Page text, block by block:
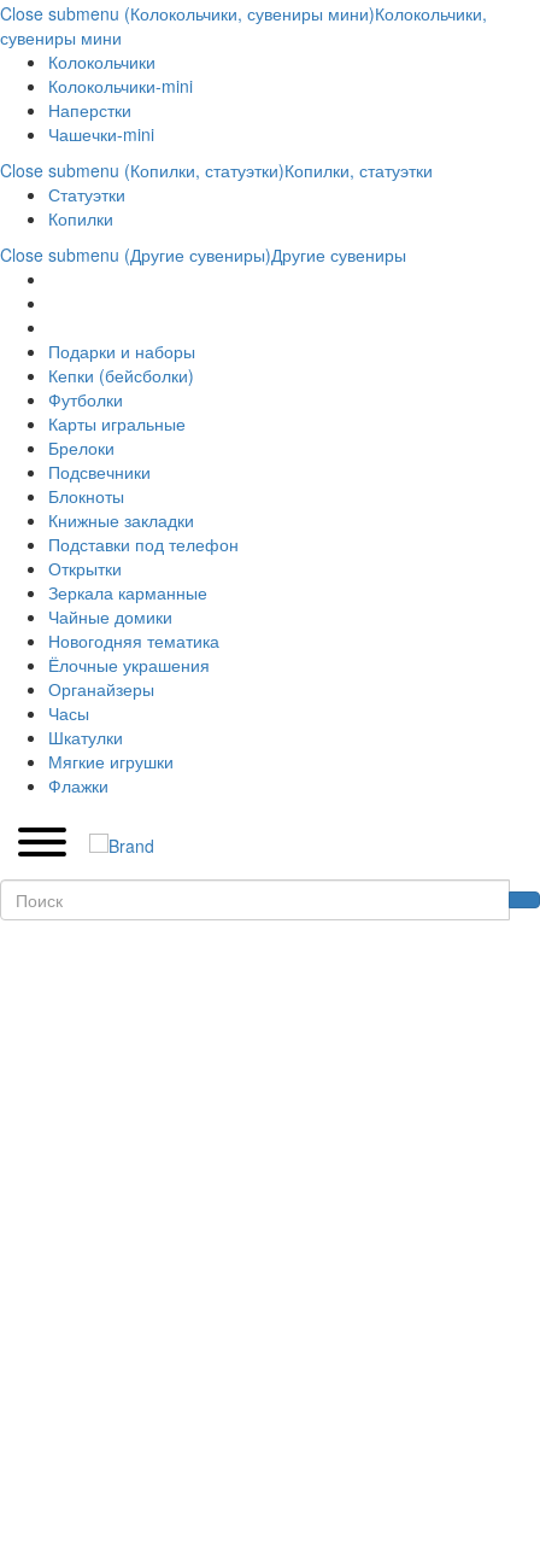
Close submenu (Колокольчики, сувениры мини)Колокольчики,
сувениры мини
Колокольчики
Колокольчики-mini
Наперстки
Чашечки-mini
Close submenu (Копилки, статуэтки)Копилки, статуэтки
Статуэтки
Копилки
Close submenu (Другие сувениры)Другие сувениры
Подарки и наборы
Кепки (бейсболки)
Футболки
Карты игральные
Брелоки
Подсвечники
Блокноты
Книжные закладки
Подставки под телефон
Открытки
Зеркала карманные
Чайные домики
Новогодняя тематика
Ёлочные украшения
Органайзеры
Часы
Шкатулки
Мягкие игрушки
Флажки